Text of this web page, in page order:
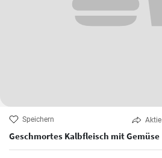
Speichern Aktie
Geschmortes Kalbfleisch mit Gemüse